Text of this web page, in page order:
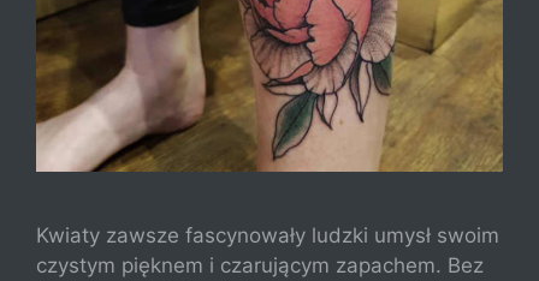
Kwiaty zawsze fascynowały ludzki umysł swoim
czystym pięknem i czarującym zapachem. Bez